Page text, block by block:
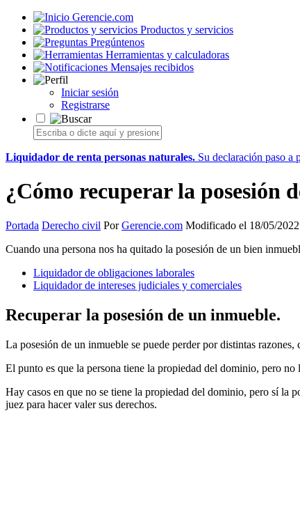
Gerencie.com
Productos y servicios
Pregúntenos
Herramientas y calculadoras
Mensajes recibidos
Iniciar sesión
Registrarse
Liquidador de renta personas naturales. Su declaración paso a
¿Cómo recuperar la posesión
Portada Derecho civil PorGerencie.com Modificado el 18/05/2022
Cuando una persona nos ha quitado la posesión de un bien
Liquidador de obligaciones laborales
Liquidador de intereses judiciales y comerciales
Recuperar la posesión de un inmueble.
La posesión de un inmueble se puede perder por distintas razones,
El punto es que la persona tiene la propiedad del dominio, pero
Hay casos en que no se tiene la propiedad del dominio, pero sí la
juez para hacer valer sus derechos.